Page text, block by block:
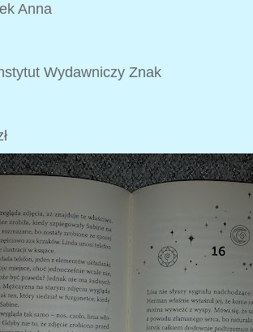
Anna
Wydawniczy Znak